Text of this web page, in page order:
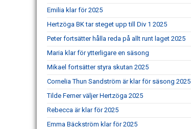
Emilia klar för 2025
Hertzöga BK tar steget upp till Div 1 2025
Peter fortsätter hålla reda på allt runt laget 2025
Maria klar för ytterligare en säsong
Mikael fortsätter styra skutan 2025
Cornelia Thun Sandström är klar för säsong 2025
Tilde Ferner väljer Hertzöga 2025
Rebecca är klar för 2025
Emma Bäckström klar för 2025